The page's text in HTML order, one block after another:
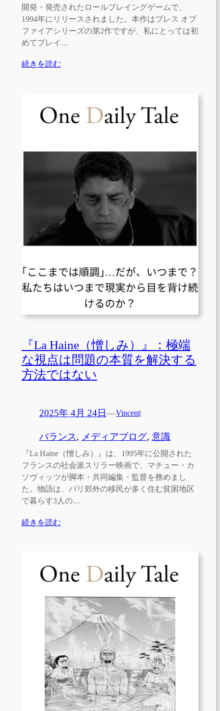
開発・発売されたロールプレイングゲームで、
1994年にリリースされました。本作はブレス オブ
ファイアシリーズの第2作ですが、私にとっては初
めてプレイ…
続きを読む
『La Haine（憎しみ）』：極端
な視点は問題の本質を解決する
方法ではない
2025年 4月 24日—Vincent|
バランス, メディアブログ, 意識
『La Haine（憎しみ）』は、1995年に公開された
フランスの社会派スリラー映画で、マチュー・カ
ソヴィッツが脚本・共同編集・監督を務めまし
た。物語は、パリ郊外の移民が多く住む貧困地区
で暮らす3人の…
続きを読む